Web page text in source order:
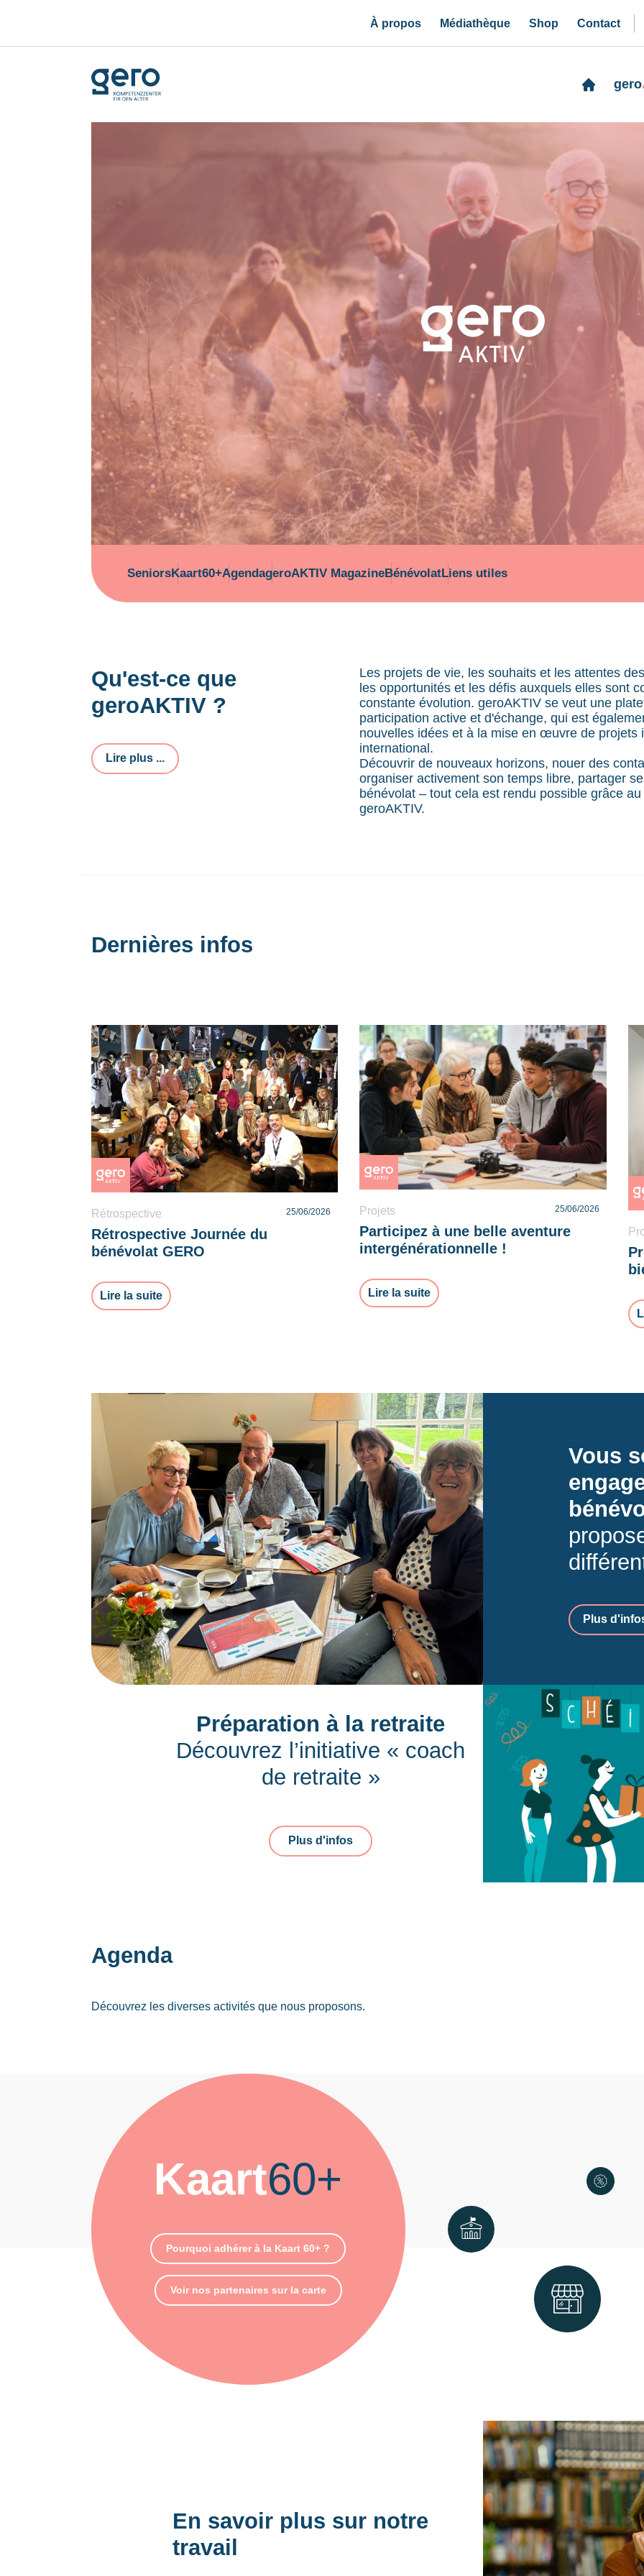
À propos Médiathèque Shop Contact
gero
SeniorsKaart60+AgendageroAKTIV MagazineBénévolatLiens utiles
Qu'est-ce que
geroAKTIV ?
Lire plus ...
Les projets de vie, les souhaits et les attentes
les opportunités et les défis auxquels elles sont
constante évolution. geroAKTIV se veut une
participation active et d'échange, qui est
nouvelles idées et à la mise en œuvre de projets
international.
Découvrir de nouveaux horizons, nouer des
organiser activement son temps libre, partager
bénévolat – tout cela est rendu possible grâce
geroAKTIV.
Dernières infos
25/06/2026
Rétrospective
Rétrospective Journée du
bénévolat GERO
Lire la suite
25/06/2026
Projets
Participez à une belle aventure
intergénérationnelle !
Lire la suite
Vous
Plus
Préparation à la retraite
Découvrez l’initiative « coach
de retraite »
Plus d'infos
Agenda
Découvrez les diverses activités que nous proposons.
Kaart60+
Pourquoi adhérer à la Kaart 60+ ?
Voir nos partenaires sur la carte
En savoir plus sur notre
travail